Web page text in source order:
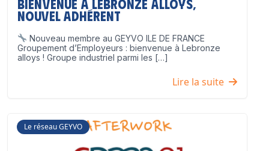
Bienvenue à Lebronze Alloys,
nouvel adhérent
Nouveau membre au GEYVO ILE DE FRANCE
Groupement d’Employeurs : bienvenue à Lebronze
alloys ! Groupe industriel parmi les […]
Lire la suite
Le réseau GEYVO